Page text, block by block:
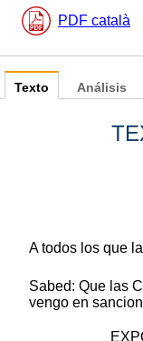
PDF català
Texto
A todos los que
Sabed: Que las
vengo en
Análisis